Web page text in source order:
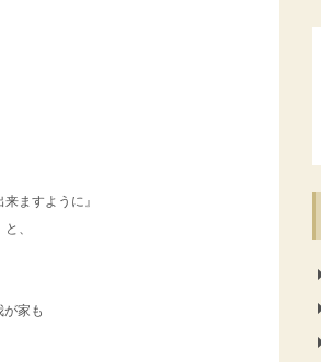
来ますように』
、
家も